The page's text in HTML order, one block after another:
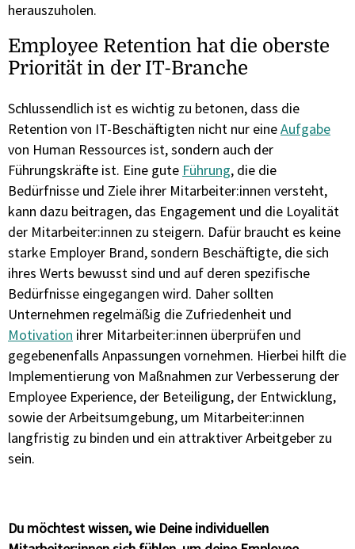
herauszuholen.
Employee Retention hat die oberste
Priorität in der IT-Branche
Schlussendlich ist es wichtig zu betonen, dass die
Retention von IT-Beschäftigten nicht nur eineAufgabe
von Human Ressources ist, sondern auch der
Führungskräfte ist. Eine gute Führung, die die
Bedürfnisse und Ziele ihrer Mitarbeiter:innen versteht,
kann dazu beitragen, das Engagement und die Loyalität
der Mitarbeiter:innen zu steigern. Dafür braucht es keine
starke Employer Brand, sondern Beschäftigte, die sich
ihres Werts bewusst sind und auf deren spezifische
Bedürfnisse eingegangen wird. Daher sollten
Unternehmen regelmäßig die Zufriedenheit und
Motivation ihrer Mitarbeiter:innen überprüfen und
gegebenenfalls Anpassungen vornehmen. Hierbei hilft die
Implementierung von Maßnahmen zur Verbesserung der
Employee Experience, der Beteiligung, der Entwicklung,
sowie der Arbeitsumgebung, um Mitarbeiter:innen
langfristig zu binden und ein attraktiver Arbeitgeber zu
sein.
Du möchtest wissen, wie Deine individuellen